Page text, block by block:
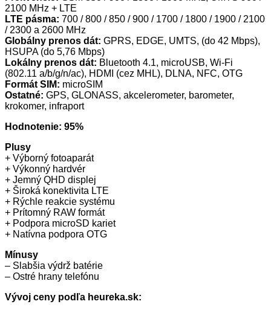
2100 MHz + LTE
LTE pásma: 700 / 800 / 850 / 900 / 1700 / 1800 / 1900 / 2100
/ 2300 a 2600 MHz
Globálny prenos dát: GPRS, EDGE, UMTS, (do 42 Mbps),
HSUPA (do 5,76 Mbps)
Lokálny prenos dát: Bluetooth 4.1, microUSB, Wi-Fi
(802.11 a/b/g/n/ac), HDMI (cez MHL), DLNA, NFC, OTG
Formát SIM: microSIM
Ostatné: GPS, GLONASS, akcelerometer, barometer,
krokomer, infraport
Hodnotenie: 95%
Plusy
+ Výborný fotoaparát
+ Výkonný hardvér
+ Jemný QHD displej
+ Široká konektivita LTE
+ Rýchle reakcie systému
+ Prítomný RAW formát
+ Podpora microSD kariet
+ Natívna podpora OTG
Mínusy
– Slabšia výdrž batérie
– Ostré hrany telefónu
Vývoj ceny podľa heureka.sk: